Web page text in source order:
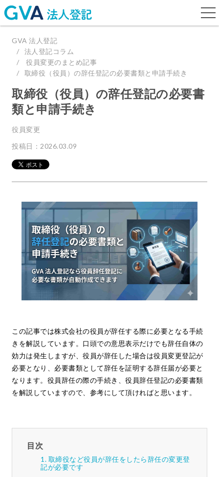
GVA 法人登記
法人登記コラム
役員変更のまとめ記事
取締役（役員）の辞任登記の必要書類と申請手続き
取締役（役員）の辞任登記の必要書
類と申請手続き
役員変更
投稿日：2026.03.09
この記事では株式会社の役員が辞任する際に必要となる手続
きを解説しています。口頭での意思表示だけでも辞任自体の
効力は発生しますが、役員が辞任した場合は役員変更登記が
必要となり、必要書類として辞任を証明する辞任届が必要と
なります。役員辞任の際の手続き、役員辞任登記の必要書類
を解説していますので、参考にして頂ければと思います。
目次
取締役など役員が辞任をしたら辞任の変更登
記が必要です